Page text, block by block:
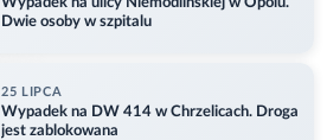
Dwie osoby w szpitalu
25 LIPCA
Wypadek na DW 414 w Chrzelicach. Droga
jest zablokowana